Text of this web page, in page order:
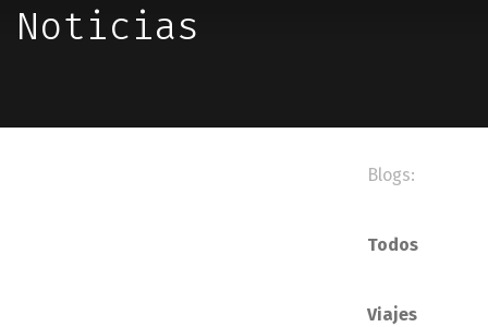
Noticias
Blogs:
Todos
Viajes